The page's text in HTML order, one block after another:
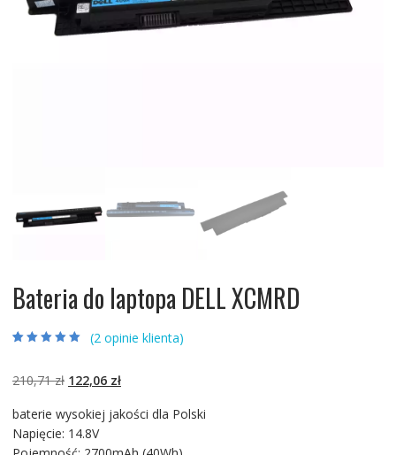
Bateria do laptopa DELL XCMRD
podstawie
klientów
(2opinie klienta)
210,71zł Pierwotna
wynosiła:
210,71 zł.
122,06 złAktualna
wynosi:
baterie wysokiej jakości dla Polski
Napięcie: 14.8V